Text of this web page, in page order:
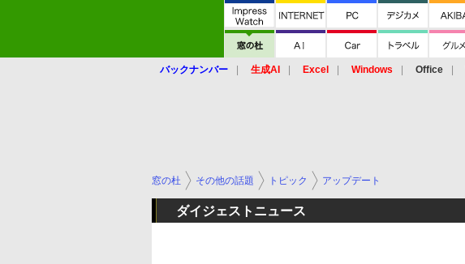
バックナンバー 生成AI Excel Windows Office
窓の杜 その他の話題 トピック アップデート
ダイジェストニュース